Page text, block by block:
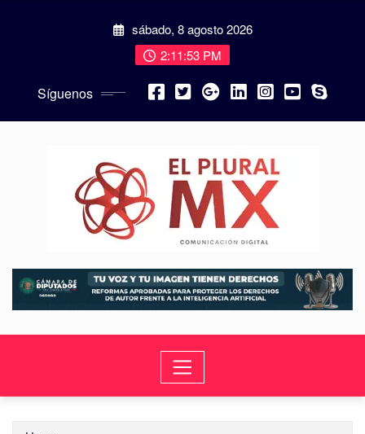
sábado, 8 agosto 2026
2:11:54 PM
Síguenos